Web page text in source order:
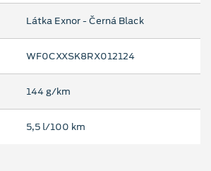
Látka Exnor - Černá Black
WF0CXXSK8RX012124
144 g/km
5,5 l/100 km